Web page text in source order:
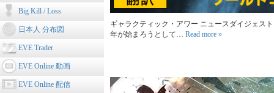
Big Kill / Loss
日本人 分布図
EVE Trader
EVE Online 動画
EVE Online 配信
ギャラクティック・アワー ニュースダイジェス
年が始まろうとして… Read more »